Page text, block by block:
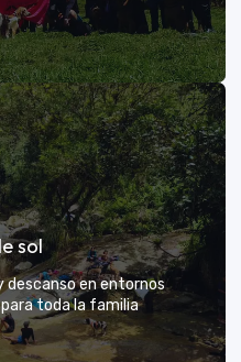
clásicas
nuevos senderos
sol
descanso en entornos
toda la familia